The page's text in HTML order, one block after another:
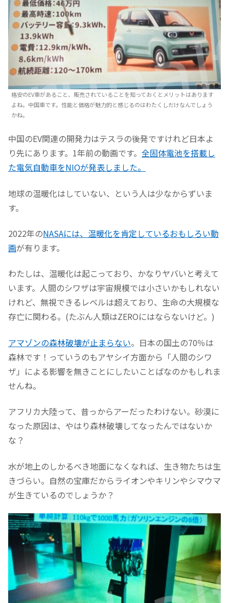
格安のEV車があること、販売されていることを知っておくとメリットはあります
よね。中国車です。性能と価格が魅力的と感じるのはわたくしだけなんでしょう
かね。
中国のEV関連の開発力はテスラの後発ですけれど日本よ
り先にあります。1年前の動画です。 全固体電池を搭載し
た電気自動車をNIOが発表しました。
地球の温暖化はしていない、という人は少なからずいま
す。
2022年のNASAには、温暖化を肯定しているおもしろい動
画が有ります。
わたしは、温暖化は起こっており、かなりヤバいと考えて
います。人間のシワザは宇宙規模では小さいかもしれない
けれど、無視できるレベルは超えており、生命の大規模な
存亡に関わる。(たぶん人類はZEROにはならないけど。)
アマゾンの森林破壊が止まらない。日本の国土の70％は
森林です！っていうのもアヤシイ方面から「人間のシワ
ザ」による影響を無きことにしたいことばなのかもしれま
せんね。
アフリカ大陸って、昔っからアーだったわけない。砂漠に
なった原因は、やはり森林破壊してなったんではないか
な？
水が地上のしかるべき地面になくなれば、生き物たちは生
きづらい。自然の宝庫だからライオンやキリンやシマウマ
が生きているのでしょうか？